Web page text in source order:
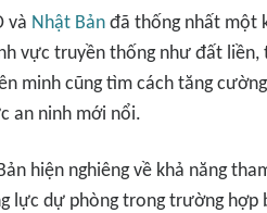
và Nhật Bản đã thống nhất một
vực truyền thống như đất liền,
minh cũng tìm cách tăng
an ninh mới nổi.
hiện nghiêng về khả năng
lực dự phòng trong trường